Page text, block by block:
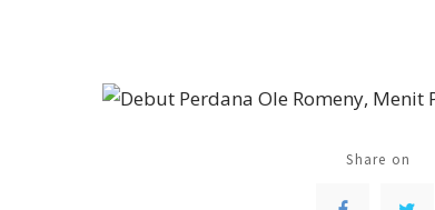
Share on